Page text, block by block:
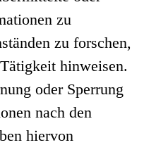
zu
zu forschen,
hinweisen.
oder Sperrung
nach den
hiervon